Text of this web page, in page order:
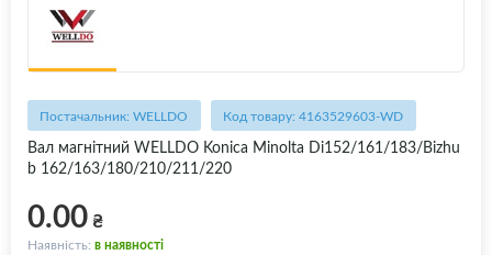
Постачальник: WELLDO Код товару: 4163529603-WD
Вал магнітний WELLDO Konica Minolta Di152/161/183/Bizhu
b 162/163/180/210/211/220
0.00₴
Наявність: в наявності